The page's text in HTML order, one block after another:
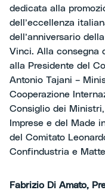
dedicata alla
dell’eccellenza
dell’anniversario
Vinci. Alla consegna
alla Presidente del
Antonio Tajani –
Cooperazione
Consiglio dei
Imprese e del Made
del Comitato
Confindustria e
Fabrizio Di Amato,